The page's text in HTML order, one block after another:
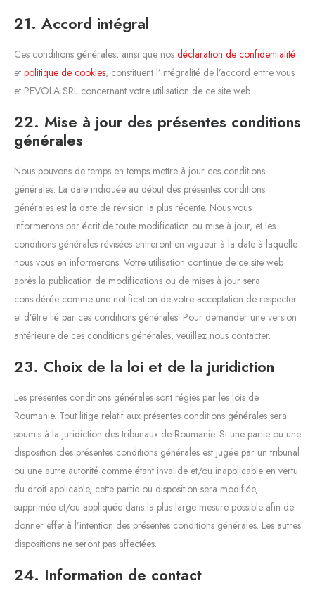
21. Accord intégral
Ces conditions générales, ainsi que nos déclaration de confidentialité
et politique de cookies, constituent l’intégralité de l’accord entre vous
et PEVOLA SRL concernant votre utilisation de ce site web.
22. Mise à jour des présentes conditions
générales
Nous pouvons de temps en temps mettre à jour ces conditions
générales. La date indiquée au début des présentes conditions
générales est la date de révision la plus récente. Nous vous
informerons par écrit de toute modification ou mise à jour, et les
conditions générales révisées entreront en vigueur à la date à laquelle
nous vous en informerons. Votre utilisation continue de ce site web
après la publication de modifications ou de mises à jour sera
considérée comme une notification de votre acceptation de respecter
et d’être lié par ces conditions générales. Pour demander une version
antérieure de ces conditions générales, veuillez nous contacter.
23. Choix de la loi et de la juridiction
Les présentes conditions générales sont régies par les lois de
Roumanie. Tout litige relatif aux présentes conditions générales sera
soumis à la juridiction des tribunaux de Roumanie. Si une partie ou une
disposition des présentes conditions générales est jugée par un tribunal
ou une autre autorité comme étant invalide et/ou inapplicable en vertu
du droit applicable, cette partie ou disposition sera modifiée,
supprimée et/ou appliquée dans la plus large mesure possible afin de
donner effet à l’intention des présentes conditions générales. Les autres
dispositions ne seront pas affectées.
24. Information de contact